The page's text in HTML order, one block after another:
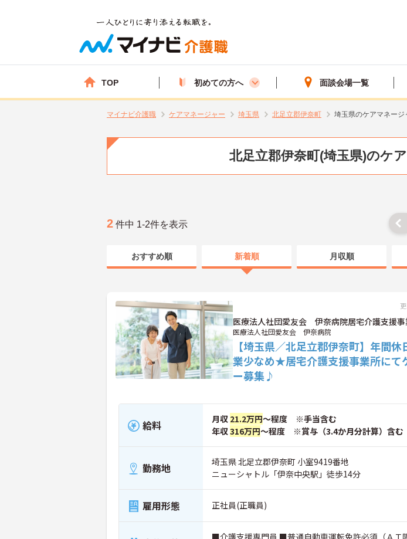
TOP 初めての方へ 面談会場一覧
マイナビ介護職 ケアマネージャー 埼玉県 北足立郡伊奈町 埼玉県のケアマネー
北足立郡伊奈町(埼玉県)のケ
2 件中 1-2件を表示
おすすめ順 新着順 月収順
医療法人社団愛友会 伊奈病院居宅介護支援
医療法人社団愛友会 伊奈病院
【埼玉県／北足立郡伊奈町】年間
業少なめ★居宅介護支援事業所にて
ー募集♪
給料 月収 21.2万円～程度 ※手当含む
年収316万円～程度 ※賞与（3.4か月分計算）含む
勤務地
埼玉県 北足立郡伊奈町 小室9419番地
ニューシャトル「伊奈中央駅」徒歩14分
雇用形態 正社員(正職員)
■介護支援専門員 ■普通自動車運転免許必須（ＡＴ